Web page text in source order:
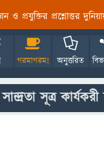
ও প্রযুক্তির প্রশ্নোত্তর
গরমাগরম! অনুত্তরিত
সূত্র